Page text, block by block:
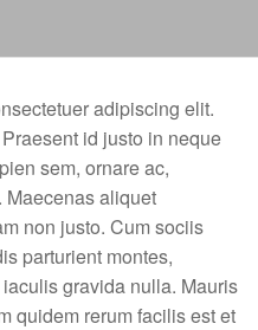
adipiscing elit.
id justo in neque
sem, ornare ac,
Maecenas aliquet
non justo. Cum sociis
parturient montes,
gravida nulla. Mauris
quidem rerum facilis est et